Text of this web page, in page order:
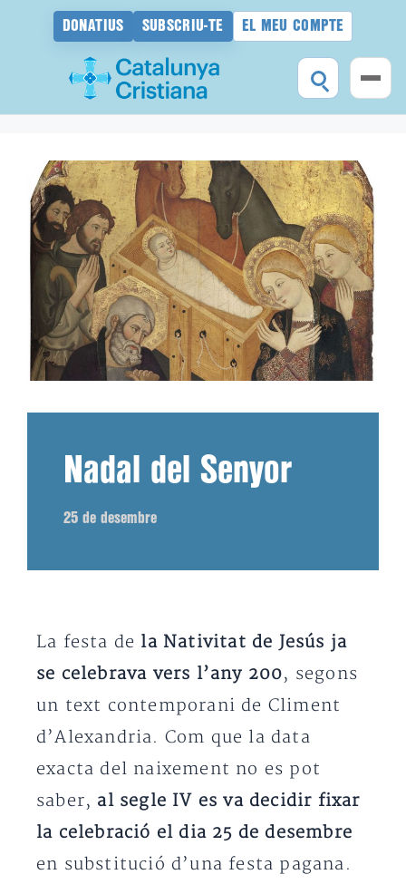
DONATIUS SUBSCRIU-TE EL MEU COMPTE
contingut
Nadal del Senyor
25 de desembre
La festa de la Nativitat de Jesús ja
se celebrava vers l’any 200, segons
un text contemporani de Climent
d’Alexandria. Com que la data
exacta del naixement no es pot
saber, al segle IV es va decidir fixar
la celebració el dia 25 de desembre
en substitució d’una festa pagana.